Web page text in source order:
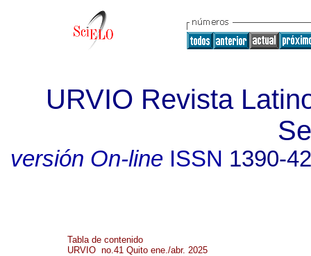
URVIO Revista
versión On-lineISSN 1390-
Tabla de contenido
URVIO no.41 Quito ene./abr. 2025